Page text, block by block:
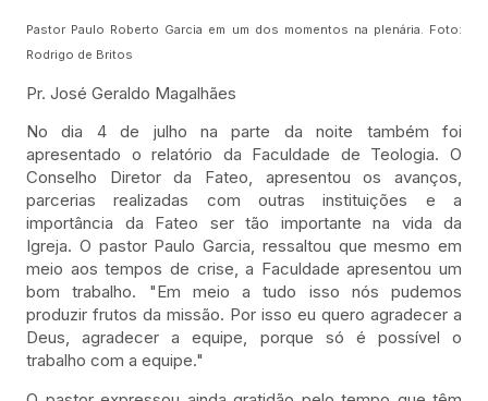
Pastor Paulo Roberto Garcia em um dos momentos na plenária. Foto:
Rodrigo de Britos
Pr. José Geraldo Magalhães
No dia 4 de julho na parte da noite também foi
apresentado o relatório da Faculdade de Teologia. O
Conselho Diretor da Fateo, apresentou os avanços,
parcerias realizadas com outras instituições e a
importância da Fateo ser tão importante na vida da
Igreja. O pastor Paulo Garcia, ressaltou que mesmo em
meio aos tempos de crise, a Faculdade apresentou um
bom trabalho. "Em meio a tudo isso nós pudemos
produzir frutos da missão. Por isso eu quero agradecer a
Deus, agradecer a equipe, porque só é possível o
trabalho com a equipe."